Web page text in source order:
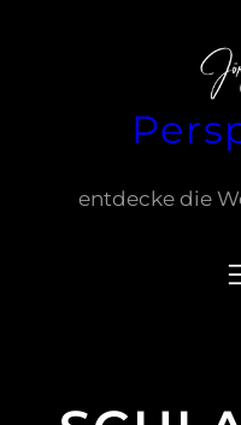
entdecke die